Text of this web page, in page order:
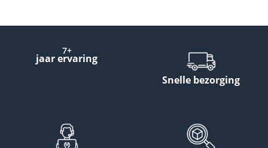
7+
jaar ervaring
Snelle bezorging